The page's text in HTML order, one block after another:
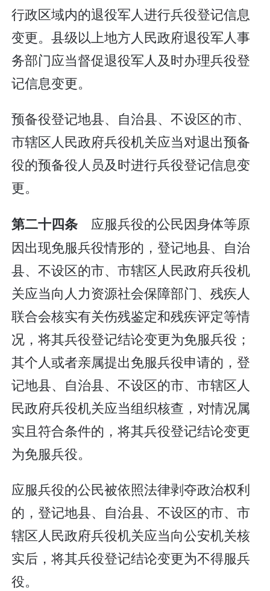
行政区域内的退役军人进行兵役登记信息
变更。县级以上地方人民政府退役军人事
务部门应当督促退役军人及时办理兵役登
记信息变更。
预备役登记地县、自治县、不设区的市、
市辖区人民政府兵役机关应当对退出预备
役的预备役人员及时进行兵役登记信息变
更。
第二十四条 应服兵役的公民因身体等原
因出现免服兵役情形的，登记地县、自治
县、不设区的市、市辖区人民政府兵役机
关应当向人力资源社会保障部门、残疾人
联合会核实有关伤残鉴定和残疾评定等情
况，将其兵役登记结论变更为免服兵役；
其个人或者亲属提出免服兵役申请的，登
记地县、自治县、不设区的市、市辖区人
民政府兵役机关应当组织核查，对情况属
实且符合条件的，将其兵役登记结论变更
为免服兵役。
应服兵役的公民被依照法律剥夺政治权利
的，登记地县、自治县、不设区的市、市
辖区人民政府兵役机关应当向公安机关核
实后，将其兵役登记结论变更为不得服兵
役。